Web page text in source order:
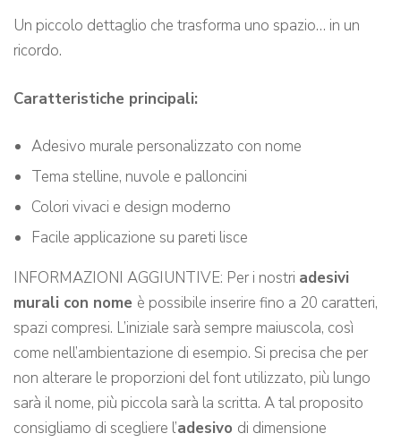
Un piccolo dettaglio che trasforma uno spazio… in un
ricordo.
Caratteristiche principali:
Adesivo murale personalizzato con nome
Tema stelline, nuvole e palloncini
Colori vivaci e design moderno
Facile applicazione su pareti lisce
INFORMAZIONI AGGIUNTIVE: Per i nostri adesivi
murali con nome è possibile inserire fino a 20 caratteri,
spazi compresi. L’iniziale sarà sempre maiuscola, così
come nell’ambientazione di esempio. Si precisa che per
non alterare le proporzioni del font utilizzato, più lungo
sarà il nome, più piccola sarà la scritta. A tal proposito
consigliamo di scegliere l’adesivo di dimensione